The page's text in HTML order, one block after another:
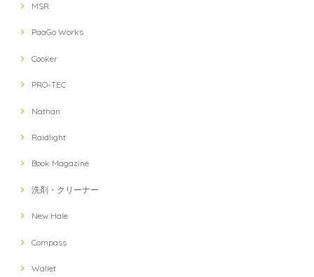
MSR
PaaGo Works
Cooker
PRO-TEC
Nathan
Raidlight
Book Magazine
洗剤・クリーナー
New Hale
Compass
Wallet